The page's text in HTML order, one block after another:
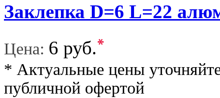
Заклепка D=6 L=22
Цена: 6 руб.*
* Актуальные цены
публичной офертой